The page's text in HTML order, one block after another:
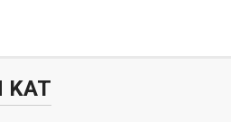
KAT